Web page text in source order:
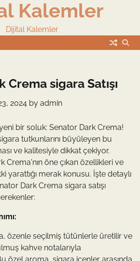
Kalemler
Dijital Kalemler
Crema sigara Satışı
2024 by admin
bir soluk: Senator Dark Crema!
tutkunlarını büyüleyen bu
ve kalitesiyle dikkat çekiyor.
Crema'nın öne çıkan özellikleri ve
yarattığı merak konusu. İşte detaylı
Dark Crema sigara satışı
özenle seçilmiş tütünlerle üretilir ve
kahve notalarıyla